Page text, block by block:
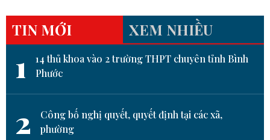
TIN MỚI XEM NHIỀU
1
14 thủ khoa vào 2 trường THPT chuyên tỉnh Bình
Phước
2
Công bố nghị quyết, quyết định tại các xã,
phường